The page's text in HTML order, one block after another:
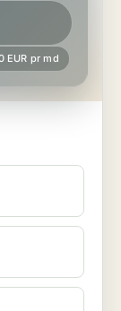
EUR pr md